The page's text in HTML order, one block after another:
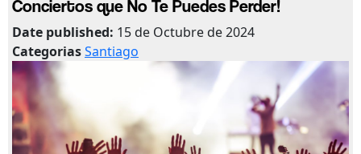
Conciertos que No Te Puedes Perder!
Date published: 15 de Octubre de 2024
CategoriasSantiago